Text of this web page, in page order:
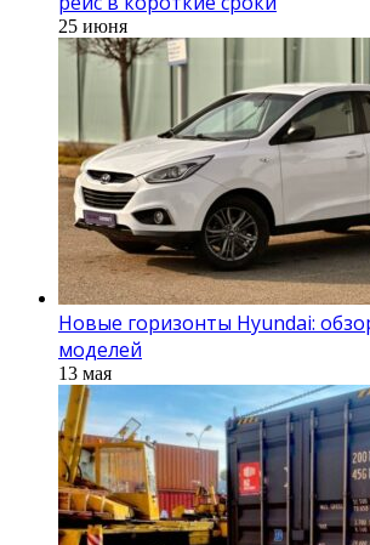
25 июня
Новые горизонты Hyundai:
моделей
13 мая